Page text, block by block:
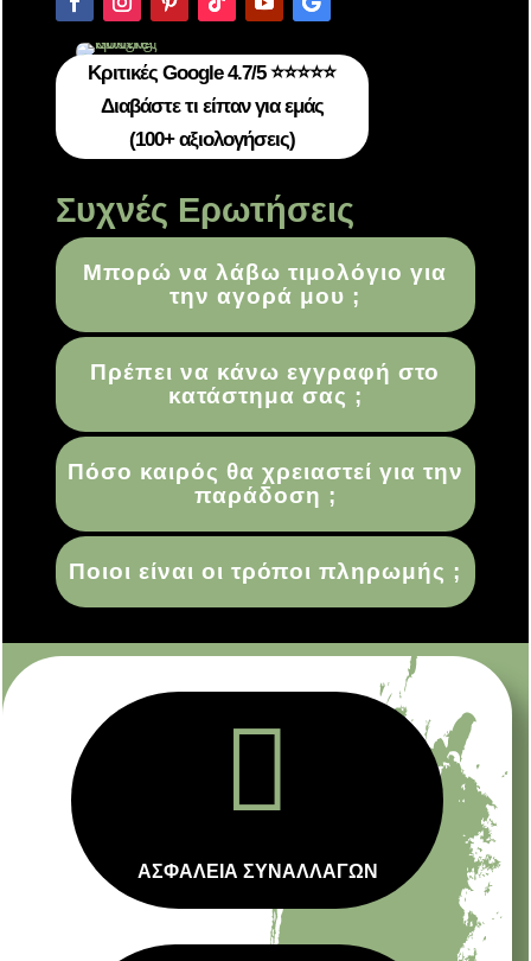
Κριτικές Google 4.7/5 ⭐⭐⭐⭐⭐
Διαβάστε τι είπαν για εμάς
(100+ αξιολογήσεις)
Συχνές Ερωτήσεις
Μπορώ να λάβω τιμολόγιο για
την αγορά μου ;
Πρέπει να κάνω εγγραφή στο
κατάστημα σας ;
Πόσο καιρός θα χρειαστεί για την
παράδοση ;
Ποιοι είναι οι τρόποι πληρωμής ;

ΑΣΦΑΛΕΙΑ ΣΥΝΑΛΛΑΓΩΝ